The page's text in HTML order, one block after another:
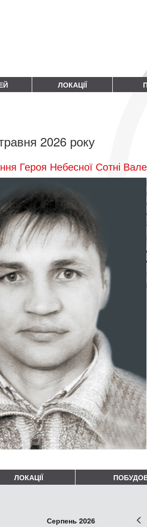
ЛОКАЦІЇ
2026 року
Героя Небесної Сотні
ЛОКАЦІЇ
Серпень 2026